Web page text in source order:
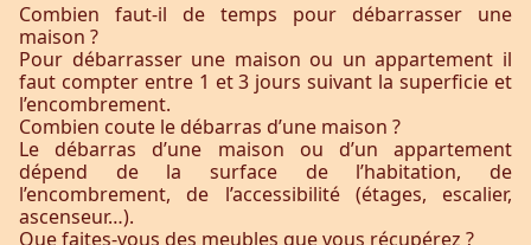
Combien faut-il de temps pour débarrasser une
maison ?
Pour débarrasser une maison ou un appartement il
faut compter entre 1 et 3 jours suivant la superficie et
l’encombrement.
Combien coute le débarras d’une maison ?
Le débarras d’une maison ou d’un appartement
dépend de la surface de l’habitation, de
l’encombrement, de l’accessibilité (étages, escalier,
ascenseur…).
Que faites-vous des meubles que vous récupérez ?